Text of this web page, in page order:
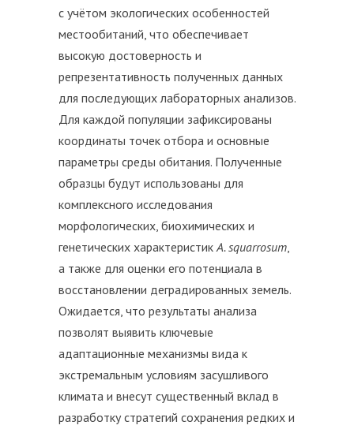
с учётом экологических особенностей
местообитаний, что обеспечивает
высокую достоверность и
репрезентативность полученных данных
для последующих лабораторных анализов.
Для каждой популяции зафиксированы
координаты точек отбора и основные
параметры среды обитания. Полученные
образцы будут использованы для
комплексного исследования
морфологических, биохимических и
генетических характеристик A. squarrosum
а также для оценки его потенциала в
восстановлении деградированных земель.
Ожидается, что результаты анализа
позволят выявить ключевые
адаптационные механизмы вида к
экстремальным условиям засушливого
климата и внесут существенный вклад в
разработку стратегий сохранения редких и